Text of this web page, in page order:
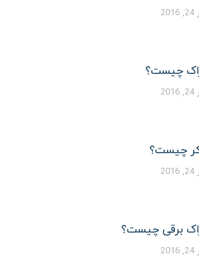
چیست؟
چیست؟
برقی چیست؟